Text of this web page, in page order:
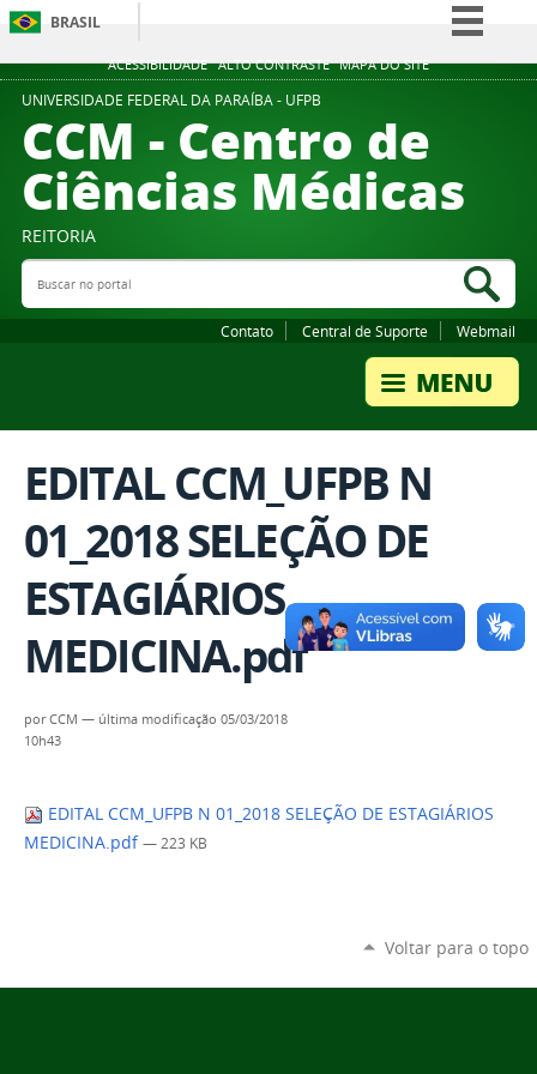
ACESSIBILIDADE ALTO CONTRASTE MAPA DO SITE
BRASIL
Simplifique!
Participe
Acesso à informação
Legislação
UNIVERSIDADE FEDERAL DA PARAÍBA - UFPB
CCM - Centro de
Ciências Médicas
REITORIA
Buscar no portal
Contato Central de Suporte Webmail
EDITAL CCM_UFPB N
01_2018 SELEÇÃO DE
ESTAGIÁRIOS
MEDICINA.pdf
porCCM — última modificação 05/03/2018
10h43
EDITAL CCM_UFPB N 01_2018 SELEÇÃO DE ESTAGIÁRIOS
MEDICINA.pdf — 223 KB
Voltar para o topo